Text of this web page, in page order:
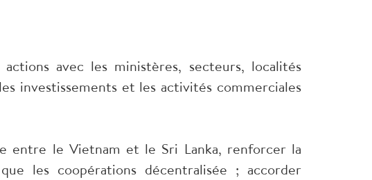
avec les ministères, secteurs, localités
investissements et les activités commerciales
entre le Vietnam et le Sri Lanka, renforcer la
les coopérations décentralisée ; accorder